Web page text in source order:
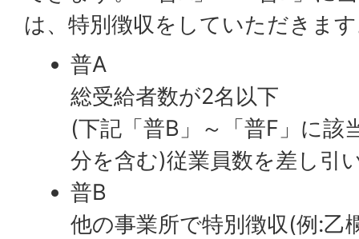
は、特別徴収をしていただきま
普A
総受給者数が2名以下
(下記「普B」～「普F」に該
分を含む)従業員数を差し引
普B
他の事業所で特別徴収(例:乙